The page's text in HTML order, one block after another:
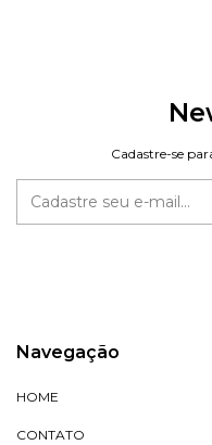
Cadastre-se
Navegação
HOME
CONTATO